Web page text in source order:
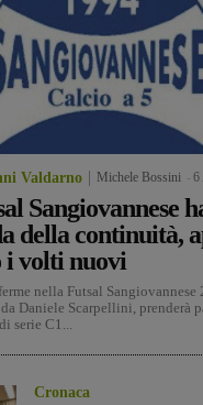
Valdarno Michele Bossini 6
Sangiovannese
della continuità,
i volti nuovi
nella Futsal Sangiovannese
Daniele Scarpellini, prenderà
serie C1...
Cronaca